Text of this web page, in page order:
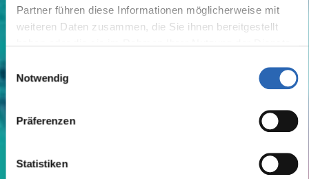
Partner führen diese Informationen möglicherweise mit
weiteren Daten zusammen, die Sie ihnen bereitgestellt
Notwendig
Präferenzen
Statistiken